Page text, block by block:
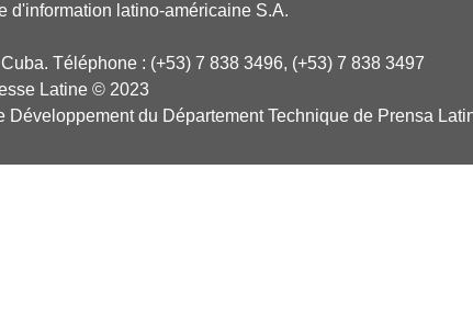
d'information latino-américaine S.A.
Téléphone : (+53) 7 838 3496, (+53) 7 838 3497
Latine © 2023
du Département Technique de Prensa